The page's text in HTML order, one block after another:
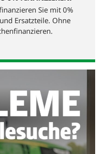
Sie mit 0%
Ersatzteile. Ohne